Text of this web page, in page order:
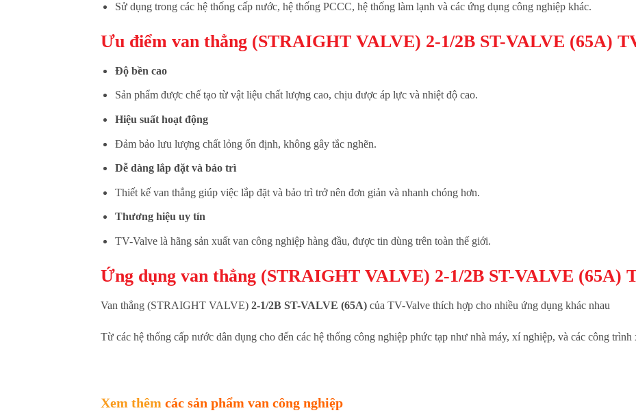
Sử dụng trong các hệ thống cấp nước, hệ thống PCCC, hệ thống làm lạnh và các ứng dụng công nghiệp khác.
Ưu điểm van thẳng (STRAIGHT VALVE) 2-1/2B ST-VALVE (65A)
Độ bền cao
Sản phẩm được chế tạo từ vật liệu chất lượng cao, chịu được áp lực và nhiệt độ cao.
Hiệu suất hoạt động
Đảm bảo lưu lượng chất lỏng ổn định, không gây tắc nghẽn.
Dễ dàng lắp đặt và bảo trì
Thiết kế van thẳng giúp việc lắp đặt và bảo trì trở nên đơn giản và nhanh chóng hơn.
Thương hiệu uy tín
TV-Valve là hãng sản xuất van công nghiệp hàng đầu, được tin dùng trên toàn thế giới.
Ứng dụng van thẳng (STRAIGHT VALVE) 2-1/2B ST-VALVE (65A)
Van thẳng (STRAIGHT VALVE) 2-1/2B ST-VALVE (65A) của TV-Valve thích hợp cho nhiều ứng dụng khác nhau
Từ các hệ thống cấp nước dân dụng cho đến các hệ thống công nghiệp phức tạp như nhà máy, xí nghiệp, và các công trình
Xem thêm các sản phẩm van công nghiệp